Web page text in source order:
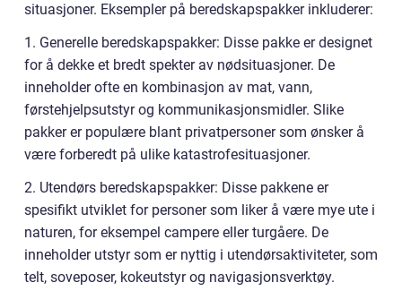
situasjoner. Eksempler på beredskapspakker inkluderer:
1. Generelle beredskapspakker: Disse pakke er designet
for å dekke et bredt spekter av nødsituasjoner. De
inneholder ofte en kombinasjon av mat, vann,
førstehjelpsutstyr og kommunikasjonsmidler. Slike
pakker er populære blant privatpersoner som ønsker å
være forberedt på ulike katastrofesituasjoner.
2. Utendørs beredskapspakker: Disse pakkene er
spesifikt utviklet for personer som liker å være mye ute i
naturen, for eksempel campere eller turgåere. De
inneholder utstyr som er nyttig i utendørsaktiviteter, som
telt, soveposer, kokeutstyr og navigasjonsverktøy.